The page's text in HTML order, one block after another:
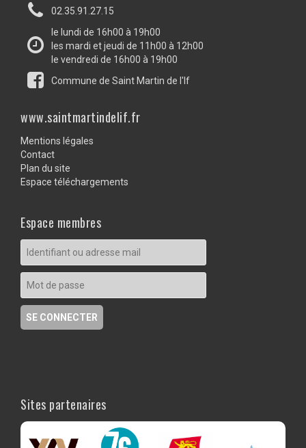
02.35.91.27.15
le lundi de 16h00 à 19h00
les mardi et jeudi de 11h00 à 12h00
le vendredi de 16h00 à 19h00
Commune de Saint Martin de l'If
www.saintmartindelif.fr
Mentions légales
Contact
Plan du site
Espace téléchargements
Espace membres
Sites partenaires